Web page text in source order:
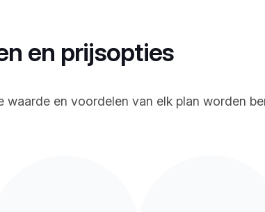
en prijsopties
en voordelen van elk plan worden